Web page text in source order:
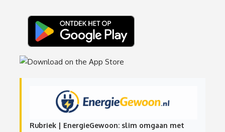
Rubriek | EnergieGewoon: slim omgaan met